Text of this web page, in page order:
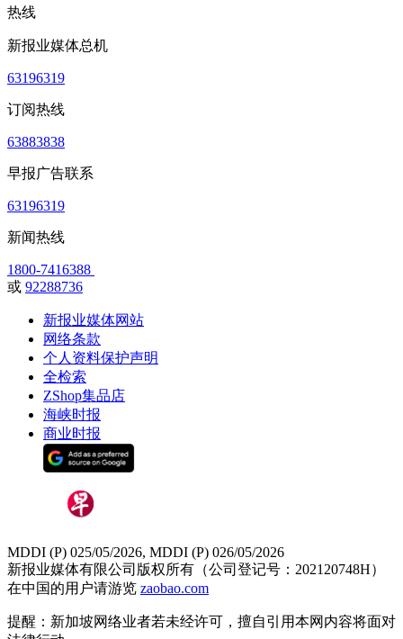
热线
新报业媒体总机
63196319
订阅热线
63883838
早报广告联系
63196319
新闻热线
1800-7416388
或 92288736
新报业媒体网站
网络条款
个人资料保护声明
全检索
ZShop集品店
海峡时报
商业时报
MDDI (P) 025/05/2026, MDDI (P) 026/05/2026
新报业媒体有限公司版权所有（公司登记号：202120748H）
在中国的用户请游览 zaobao.com
提醒：新加坡网络业者若未经许可，擅自引用本网内容将面对